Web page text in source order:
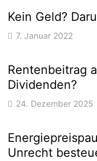
Kein Geld?
7. Januar 2022
Rentenbeitrag
Dividenden?
24. Dezember 2025
Unrecht